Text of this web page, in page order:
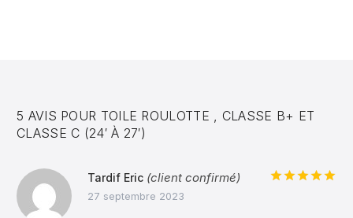
5 AVIS POUR TOILE ROULOTTE , CLASSE B+ ET
CLASSE C (24′ À 27′)
Tardif Eric (client confirmé)
27 septembre 2023